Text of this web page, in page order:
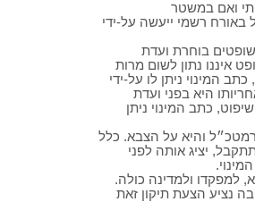
ואם במשטר
באורח רשמי ייעשה על-ידי
בוחרת ועדת
איננו נתון לשום מרות
המינוי ניתן לו על-ידי
היא בפני ועדת
כתב המינוי ניתן
והיא על הצבא. כלל
יציג אותה לפני
למפקדו ולמדינה כולה.
נציע הצעת תיקון זאת